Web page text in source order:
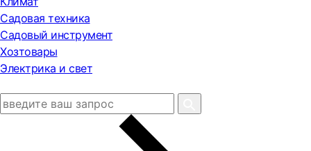
Садовая техника
Садовый инструмент
Хозтовары
Электрика и свет